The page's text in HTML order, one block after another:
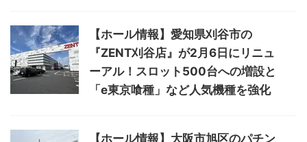
【ホール情報】愛知県刈谷市の
『ZENT刈谷店』が2月6日にリニュ
ーアル！スロット500台への増設と
「e東京喰種」など人気機種を強化
【ホール情報】大阪市旭区のパチン